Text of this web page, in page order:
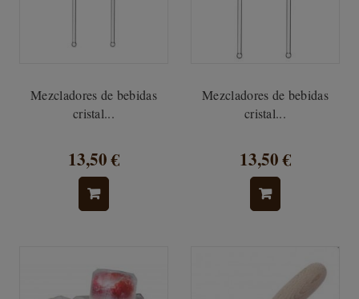
Mezcladores de bebidas
cristal...
13,50 €
Mezcladores de bebidas
cristal...
13,50 €